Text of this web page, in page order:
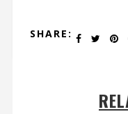
SHARE: